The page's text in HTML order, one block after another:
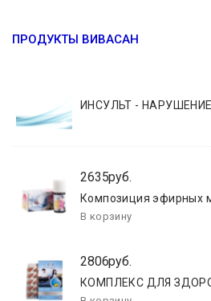
ПРОДУКТЫ ВИВАСАН
ИНСУЛЬТ - НАРУШЕНИЕ
2635руб.
Композиция эфирных
2806руб.
КОМПЛЕКС ДЛЯ